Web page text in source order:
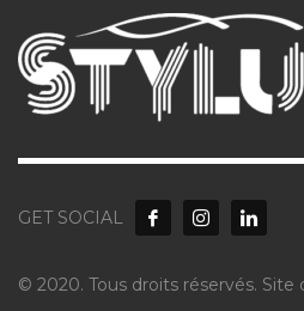
GET SOCIAL
© 2020. Tous droits réservés. Site